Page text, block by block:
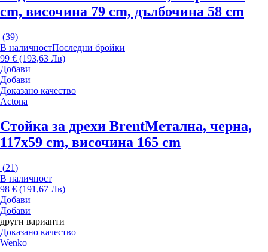
cm, височина 79 cm, дълбочина 58 cm
(39)
В наличностПоследни бройки
99 € (193,63 Лв)
Добави
Добави
Доказано качество
Actona
Стойка за дрехи BrentМетална, черна,
117x59 cm, височина 165 cm
(21)
В наличност
98 € (191,67 Лв)
Добави
Добави
други варианти
Доказано качество
Wenko